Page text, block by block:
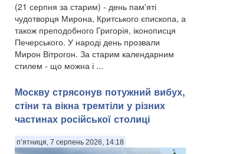
(21 серпня за старим) - день пам'яті
чудотворця Мирона, Критського єпископа, а
також преподобного Григорія, іконописця
Печерського. У народі день прозвали
Мирон Вітрогон. За старим календарним
стилем - що можна і ...
Москву стрясонув потужний вибух,
стіни та вікна тремтіли у різних
частинах російської столиці
п’ятниця, 7 серпень 2026, 14:18